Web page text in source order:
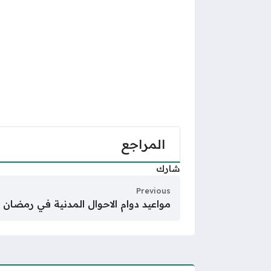
المراجع
شارك
Previous
مواعيد دوام الاحوال المدنية في رمضان 1447 الصباحية والمسائية